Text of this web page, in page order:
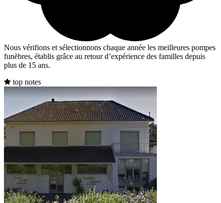
Nous vérifions et sélectionnons chaque année les meilleures pompes
funèbres, établis grâce au retour d’expérience des familles depuis
plus de 15 ans.
top notes